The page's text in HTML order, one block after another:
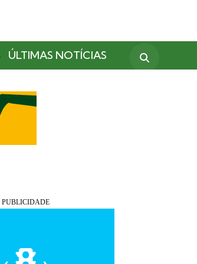
ÚLTIMAS NOTÍCIAS